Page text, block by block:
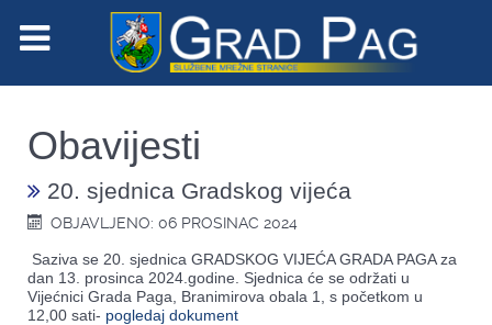
Obavijesti
20. sjednica Gradskog vijeća
OBJAVLJENO: 06 PROSINAC 2024
Saziva se 20. sjednica GRADSKOG VIJEĆA GRADA PAGA za
dan 13. prosinca 2024.godine. Sjednica će se održati u
Vijećnici Grada Paga, Branimirova obala 1, s početkom u
12,00 sati- pogledaj dokument